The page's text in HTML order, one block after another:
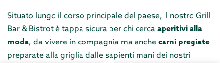
Situato lungo il corso principale del paese, il nostro Grill
Bar & Bistrot è tappa sicura per chi cerca aperitivi alla
moda, da vivere in compagnia ma anche carni pregiate
preparate alla griglia dalle sapienti mani dei nostri